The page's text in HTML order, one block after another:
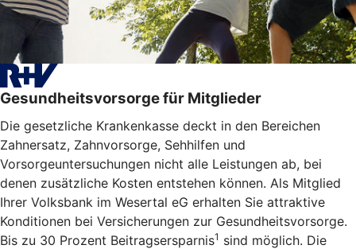
Gesundheitsvorsorge für Mitglieder
Die gesetzliche Krankenkasse deckt in den Bereichen
Zahnersatz, Zahnvorsorge, Sehhilfen und
Vorsorgeuntersuchungen nicht alle Leistungen ab, bei
denen zusätzliche Kosten entstehen können. Als Mitglied
Ihrer Volksbank im Wesertal eG erhalten Sie attraktive
Konditionen bei Versicherungen zur Gesundheitsvorsorge.
Bis zu 30 Prozent Beitragsersparnis1 sind möglich. Die